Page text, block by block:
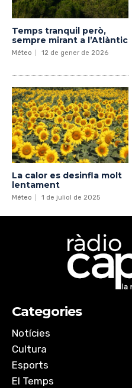
Temps tranquil però,
sempre mirant a l’Atlàntic
Méteo 12 de gener de 2026
La calor es desinfla molt
lentament
Méteo 1 de juliol de 2025
Categories
Notícies
Cultura
Esports
El Temps